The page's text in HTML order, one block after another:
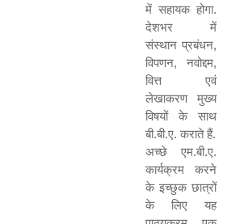
में सहायक होगा.
देशभर में
संस्थान प्रबंधन,
विपणन, नवोद्दम,
वित्त एवं
लेखाकरण मुख्य
विषयों के साथ
बी.बी.ए. कराते हैं.
अच्छे एम.बी.ए.
कार्यक्रम करने
के इच्छुक छात्रों
के लिए यह